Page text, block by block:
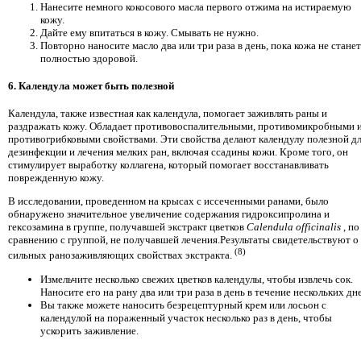
Нанесите немного кокосового масла первого отжима на истираемую
кожу.
Дайте ему впитаться в кожу. Смывать не нужно.
Повторно наносите масло два или три раза в день, пока кожа не станет
полностью здоровой.
6. Календула может быть полезной
Календула, также известная как календула, помогает заживлять раны и
раздражать кожу. Обладает противовоспалительными, противомикробными
противогрибковыми свойствами. Эти свойства делают календулу полезной
дезинфекции и лечения мелких ран, включая ссадины кожи. Кроме того, он
стимулирует выработку коллагена, который помогает восстанавливать
поврежденную кожу.
В исследовании, проведенном на крысах с иссеченными ранами, было
обнаружено значительное увеличение содержания гидроксипролина и
гексозамина в группе, получавшей экстракт цветков Calendula officinalis , по
сравнению с группой, не получавшей лечения.Результаты свидетельствуют о
сильных ранозаживляющих свойствах экстракта. (8)
Измельчите несколько свежих цветков календулы, чтобы извлечь сок.
Наносите его на рану два или три раза в день в течение нескольких
Вы также можете наносить безрецептурный крем или лосьон с
календулой на пораженный участок несколько раз в день, чтобы
ускорить заживление.